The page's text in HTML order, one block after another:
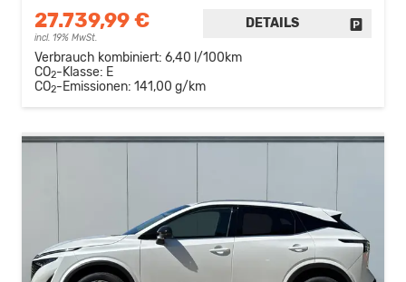
27.739,99 €
incl. 19% MwSt.
DETAILS
Verbrauch kombiniert: 6,40 l/100km
CO2-Klasse: E
CO2-Emissionen: 141,00 g/km